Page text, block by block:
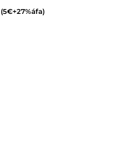
(5€+27%áfa)